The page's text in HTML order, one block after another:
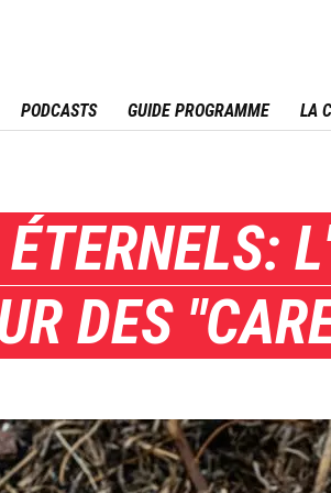
PODCASTS GUIDE PROGRAMME LA
DES